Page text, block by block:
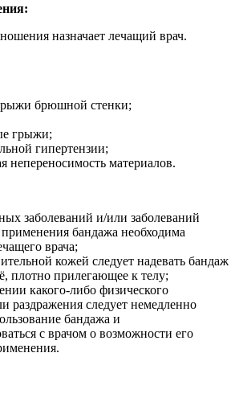
назначает лечащий врач.
брюшной стенки;
грыжи;
гипертензии;
непереносимость материалов.
заболеваний и/или заболеваний
бандажа необходима
врача;
кожей следует надевать бандаж
плотно прилегающее к телу;
какого-либо физического
раздражения следует немедленно
бандажа и
с врачом о возможности его